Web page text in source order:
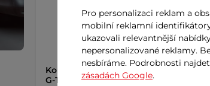
Kolečkové brusle K2 F.I.T. 80 Pro
G-Type - 2.jakostAKCE
Pro personalizaci reklam a
mobilní reklamní
ukazovali relevantnější
nepersonalizované reklamy.
nesbíráme. Podrobnosti
zásadách Google.